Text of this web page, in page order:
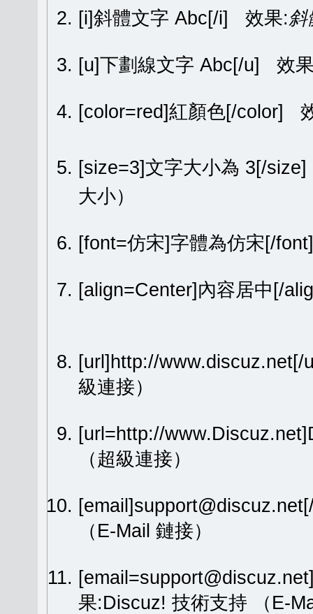
[i]斜體文字 Abc[/i] 效果:斜
[u]下劃線文字 Abc[/u] 效
[color=red]紅顏色[/color]
[size=3]文字大小為 3[/
大小）
[font=仿宋]字體為仿宋[/
[align=Center]內容居中[/
[url]http://
級連接）
[url=http://
（超級連接）
（E-Mail 鏈接）
果:Discuz! 技術支持 （E-